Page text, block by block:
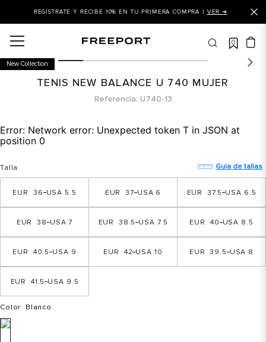
REGÍSTRATE Y RECIBE 10% EN TU PRIMERA COMPRA |VER ➜
0
New Collection
TENIS NEW BALANCE U 740 MUJER
Referencia U740-13
Error: Network error: Unexpected token T in JSON at
position 0
Talla Guia de tallas
5.5
36 6
37 6.5
37.5
7
38 7.5
38.5 8.5
40
9
40.5 10
42 8
39.5
9.5
41.5
Color: Blanco
balance
balance 327
klein
balance 574